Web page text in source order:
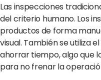
Las inspecciones
del criterio humano. Los
productos de forma
visual. También se utiliza
ahorrar tiempo, algo que
para no frenar la